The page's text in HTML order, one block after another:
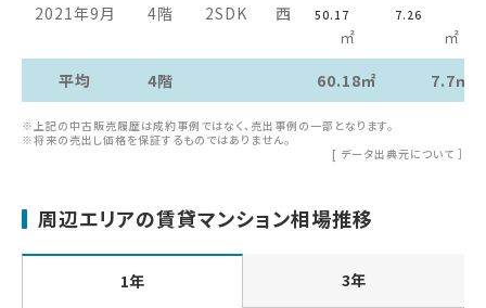
2021年9月 4階 2SDK 西 50.17
㎡
7.26
㎡
平均
4階 60.18㎡ 7.7㎡
※上記の中古販売履歴は成約事例ではなく、売出事例の一部となります。
※将来の売出し価格を保証するものではありません。
[ データ出典元について ］
周辺エリアの賃貸マンション相場推移
1年 3年